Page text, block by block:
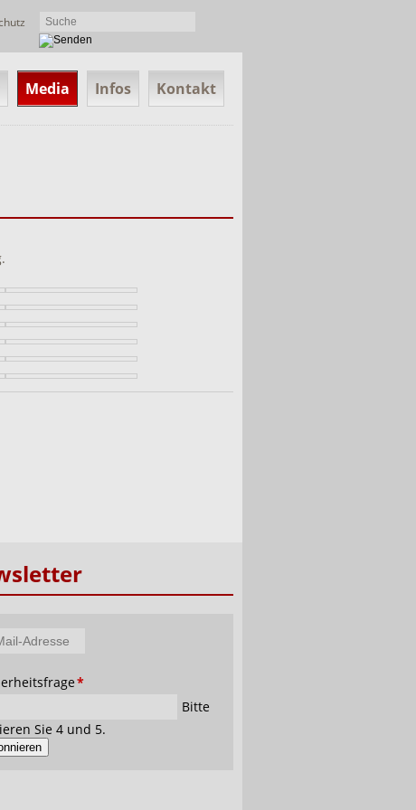
Media Infos Kontakt
*
Bitte
Sie 4 und 5.